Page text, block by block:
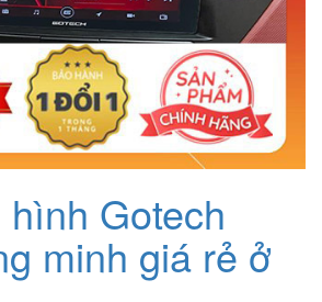
Gotech
minh giá rẻ ở